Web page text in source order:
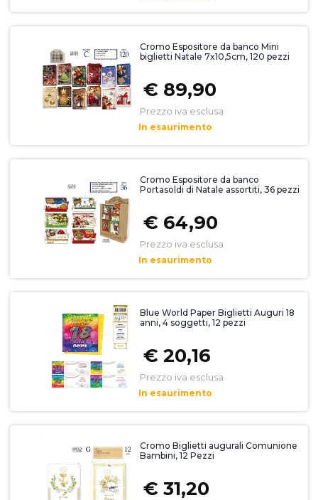
Cromo Espositore da banco Mini
biglietti Natale 7x10,5cm, 120 pezzi
€ 89,90
Prezzo iva esclusa
In esaurimento
Cromo Espositore da banco
Portasoldi di Natale assortiti, 36 pezzi
€ 64,90
Prezzo iva esclusa
In esaurimento
Blue World Paper Biglietti Auguri 18
anni, 4 soggetti, 12 pezzi
€ 20,16
Prezzo iva esclusa
In esaurimento
Cromo Biglietti augurali Comunione
Bambini, 12 Pezzi
€ 31,20